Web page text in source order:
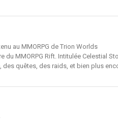
au MMORPG de Trion Worlds
MMORPG Rift. Intitulée Celestial
quêtes, des raids, et bien plus